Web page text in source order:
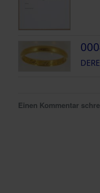
Einen Kommentar